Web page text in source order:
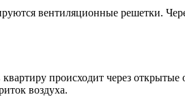
вентиляционные решетки.
происходит через
воздуха.